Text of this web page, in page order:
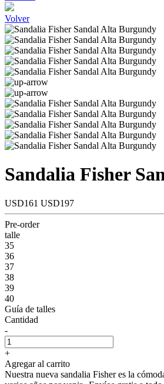
Volver
Sandalia Fisher
USD161 USD197
Pre-order
talle
35
36
37
38
39
40
Guía de talles
Cantidad
-
+
Agregar al carrito
Nuestra nueva sandalia Fisher es la